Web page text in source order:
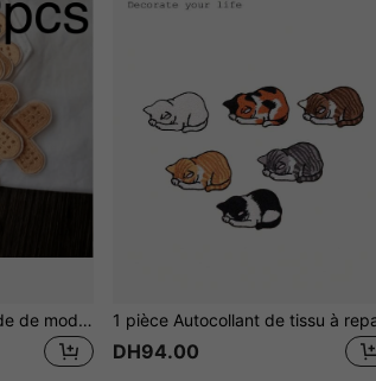
2 pièces Patchs de bande de mode DIY, appliques de broderie à repasser sur la chaleur pour vestes, patchs à coudre pour vêtements, sacs à dos, t-shirts, été, école
DH94.00